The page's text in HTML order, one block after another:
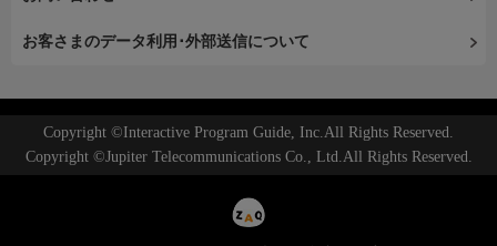
お客さまのデータ利用･外部送信について
Copyright ©Interactive Program Guide, Inc.All Rights Reserved.
Copyright ©Jupiter Telecommunications Co., Ltd.All Rights Reserved.